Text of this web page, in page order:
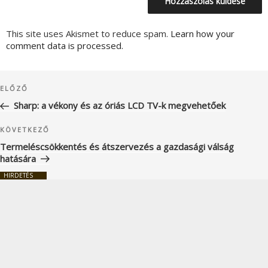
This site uses Akismet to reduce spam. Learn how your
comment data is processed.
navigáció
Korábbi
bejegyzés
ELŐZŐ
Sharp: a vékony és az óriás LCD TV-k megvehetőek
Következő
bejegyzés
KÖVETKEZŐ
Termeléscsökkentés és átszervezés a gazdasági válság
hatására
HIRDETÉS